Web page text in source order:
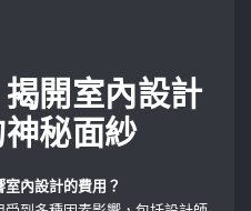
揭開室內設計
秘面紗
內設計的費用？